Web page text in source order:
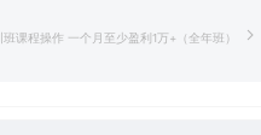
课程操作 一个月至少盈利1万+（全年班）